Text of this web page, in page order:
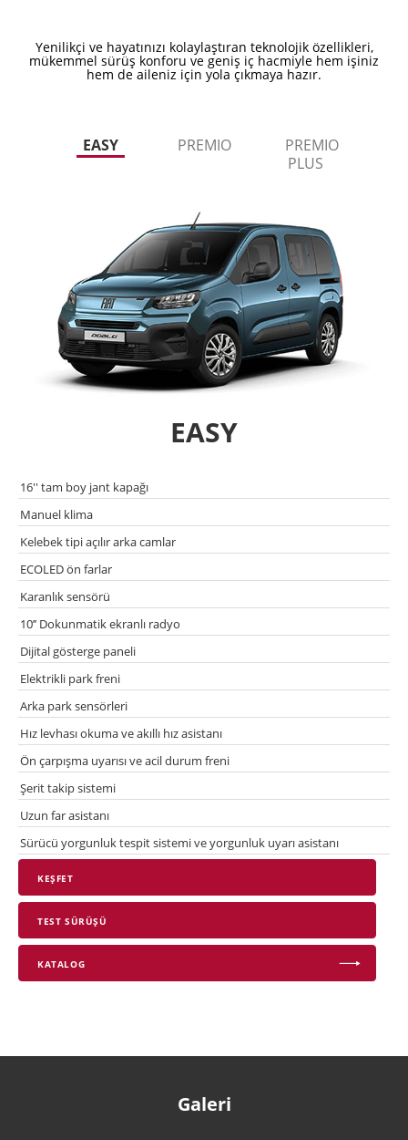
Yenilikçi ve hayatınızı kolaylaştıran teknolojik özellikleri,
mükemmel sürüş konforu ve geniş iç hacmiyle hem işiniz
hem de aileniz için yola çıkmaya hazır.
EASY PREMIO
PREMIO
PLUS
EASY
16'' tam boy jant kapağı
Manuel klima
Kelebek tipi açılır arka camlar
ECOLED ön farlar
Karanlık sensörü
10’’ Dokunmatik ekranlı radyo
Dijital gösterge paneli
Elektrikli park freni
Arka park sensörleri
Hız levhası okuma ve akıllı hız asistanı
Ön çarpışma uyarısı ve acil durum freni
Şerit takip sistemi
Uzun far asistanı
Sürücü yorgunluk tespit sistemi ve yorgunluk uyarı asistanı
KEŞFET
TEST SÜRÜŞÜ
KATALOG
Galeri